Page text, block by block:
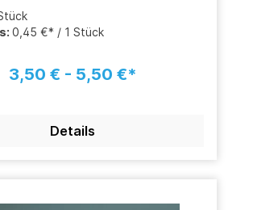
0,45 €* / 1 Stück
3,50 € - 5,50 €*
Details